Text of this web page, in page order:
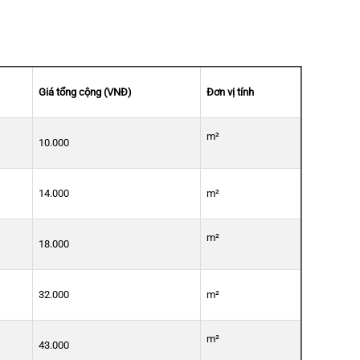
Giá tổng cộng (VNĐ) Đơn vị tính
10.000
m²
14.000 m²
18.000
m²
32.000 m²
43.000
m²